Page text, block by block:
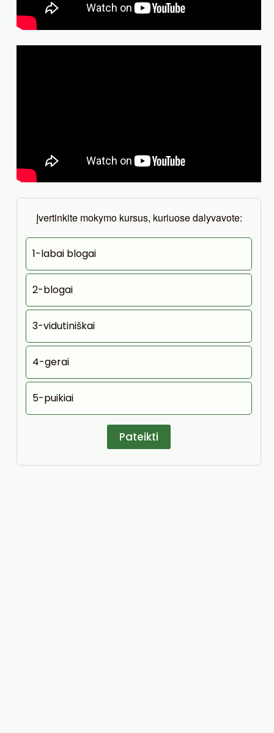
Įvertinkite mokymo kursus, kuriuose dalyvavote:
1-labai blogai
2-blogai
3-vidutiniškai
4-gerai
5-puikiai